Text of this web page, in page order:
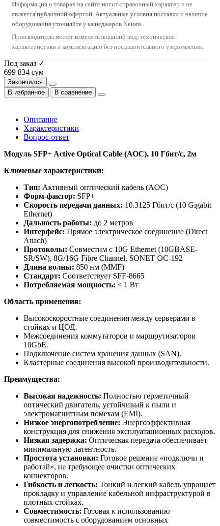
Информация о товарах на сайте носит справочный характер и не
является публичной офертой. Актуальные условия поставки и наличие
оборудования уточняйте у менеджеров Netora.
Производитель может изменять внешний вид, технические
характеристики и комплектацию без предварительного уведомления.
Под заказ ✓
699 834 сум
Закончился
В избранное
В сравнение
Описание
Характеристики
Вопрос-ответ
Модуль SFP+ Active Optical Cable (AOC), 10 Гбит/с, 2м
Ключевые характеристики:
Тип: Активный оптический кабель (AOC)
Форм-фактор: SFP+
Скорость передачи данных: 10.3125 Гбит/с (10 Gigabit
Ethernet)
Дальность работы: до 2 метров
Интерфейс: Прямое электрическое соединение (Direct
Attach)
Протоколы: Совместим с 10G Ethernet (10GBASE-
SR/SW), 8G/16G Fibre Channel, SONET OC-192
Длина волны: 850 нм (MMF)
Стандарт: Соответствует SFF-8665
Потребляемая мощность: < 1 Вт
Область применения:
Высокоскоростные соединения между серверами в
стойках и ЦОД.
Межсоединения коммутаторов и маршрутизаторов
10GbE.
Подключение систем хранения данных (SAN).
Кластерные соединения высокой производительности.
Преимущества:
Высокая надежность: Полностью герметичный
оптический двигатель, устойчивый к пыли и
электромагнитным помехам (EMI).
Низкое энергопотребление: Энергоэффективная
конструкция для снижения эксплуатационных расходов.
Низкая задержка: Оптическая передача обеспечивает
минимальную латентность.
Простота установки: Готовое решение «подключи и
работай», не требующее очистки оптических
коннекторов.
Гибкость и легкость: Тонкий и легкий кабель упрощает
прокладку и управление кабельной инфраструктурой в
плотных стойках.
Совместимость: Готовая к использованию
совместимость с оборудованием основных